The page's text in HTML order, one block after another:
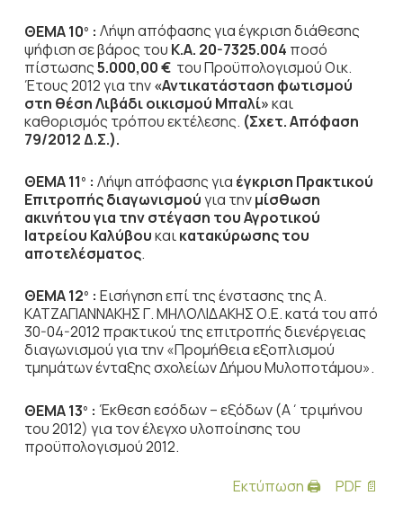
ΘΕΜΑ 10ο : Λήψη απόφασης για έγκριση διάθεσης
ψήφιση σε βάρος του Κ.Α. 20-7325.004 ποσό
πίστωσης5.000,00 €του Προϋπολογισμού Οικ.
Έτους 2012 για την«Αντικατάσταση φωτισμού
στη θέση Λιβάδι οικισμού Μπαλί»και
καθορισμός τρόπου εκτέλεσης. (Σχετ. Απόφαση
79/2012 Δ.Σ.).
ΘΕΜΑ 11 ο : Λήψη απόφασης για έγκριση Πρακτικού
Επιτροπής διαγωνισμούγια τηνμίσθωση
ακινήτου για την στέγαση του Αγροτικού
Ιατρείου Καλύβουκαικατακύρωσης του
αποτελέσματος.
ΘΕΜΑ 12ο : Εισήγηση επί της ένστασης της Α.
ΚΑΤΖΑΓΙΑΝΝΑΚΗΣ Γ. ΜΗΛΟΛΙΔΑΚΗΣ Ο.Ε. κατά του από
30-04-2012 πρακτικού της επιτροπής διενέργειας
διαγωνισμού για την «Προμήθεια εξοπλισμού
τμημάτων ένταξης σχολείων Δήμου Μυλοποτάμου».
ΘΕΜΑ 13ο : Έκθεση εσόδων – εξόδων (Α΄τριμήνου
του 2012) για τον έλεγχο υλοποίησης του
προϋπολογισμού 2012.
Εκτύπωση 🖨
PDF 📄